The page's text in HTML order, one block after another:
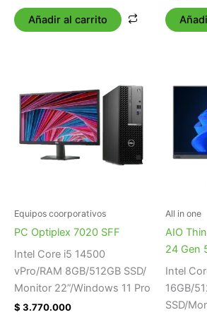
Añadir al carrito
Equipos coorporativos
PC Optiplex 7020 SFF
Intel Core i5 14500
vPro/RAM 8GB/512GB SSD/
Monitor 22”/Windows 11 Pro
$ 3.770.000
All in one
AIO
24 Gen
Intel
16GB/
SSD/